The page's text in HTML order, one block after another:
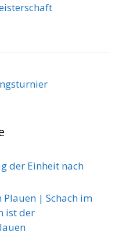
der Einheit nach
Plauen | Schach im
ist der